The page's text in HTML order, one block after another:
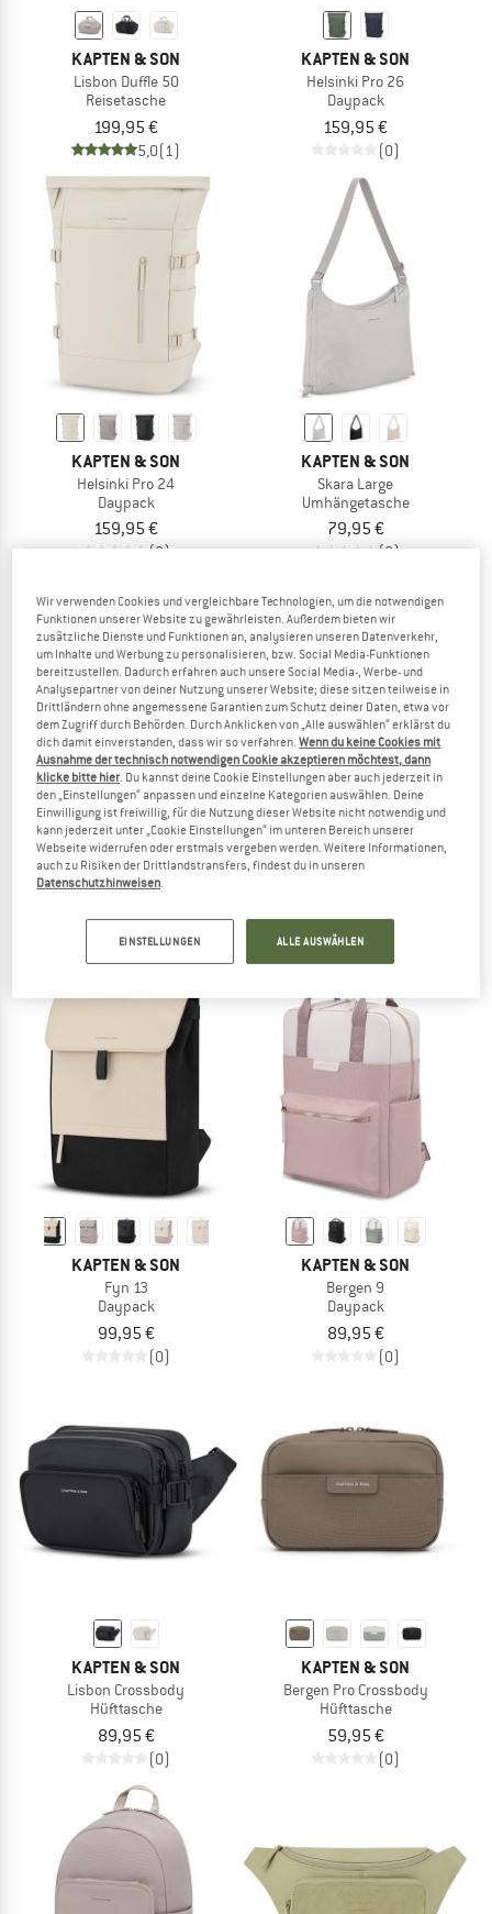
KAPTEN & SON
Lisbon Duffle 50
Reisetasche
199,95 €
5,0(1)
KAPTEN & SON
Helsinki Pro 26
Daypack
159,95 €
(0)
KAPTEN & SON
Helsinki Pro 24
Daypack
159,95 €
(0)
KAPTEN & SON
Skara Large
Umhängetasche
79,95 €
(0)
KAPTEN & SON
Bergen Pro 14
119,95 €
KAPTEN & SON
ab 169,95 €
KAPTEN & SON
Fyn 13
Daypack
99,95 €
(0)
KAPTEN & SON
Bergen 9
Daypack
89,95 €
(0)
KAPTEN & SON
Lisbon Crossbody
Hüfttasche
89,95 €
(0)
KAPTEN & SON
Bergen Pro Crossbody
Hüfttasche
59,95 €
(0)
Wir verwenden Cookies und vergleichbare Technologien, um die notwendigen
Funktionen unserer Website zu gewährleisten. Außerdem bieten wir
zusätzliche Dienste und Funktionen an, analysieren unseren Datenverkehr,
um Inhalte und Werbung zu personalisieren, bzw. Social Media-Funktionen
bereitzustellen. Dadurch erfahren auch unsere Social Media-, Werbe- und
Analysepartner von deiner Nutzung unserer Website; diese sitzen teilweise in
Drittländern ohne angemessene Garantien zum Schutz deiner Daten, etwa vor
dem Zugriff durch Behörden. Durch Anklicken von „Alle auswählen“ erklärst du
dich damit einverstanden, dass wir so verfahren.Wenn du keine Cookies mit
Ausnahme der technisch notwendigen Cookie akzeptieren möchtest, dann
klicke bitte hier. Du kannst deine Cookie Einstellungen aber auch jederzeit in
den „Einstellungen“ anpassen und einzelne Kategorien auswählen. Deine
Einwilligung ist freiwillig, für die Nutzung dieser Website nicht notwendig und
kann jederzeit unter „Cookie Einstellungen“ im unteren Bereich unserer
Webseite widerrufen oder erstmals vergeben werden. Weitere Informationen,
auch zu Risiken der Drittlandstransfers, findest du in unseren
Datenschutzhinweisen.
EINSTELLUNGEN ALLE AUSWÄHLEN